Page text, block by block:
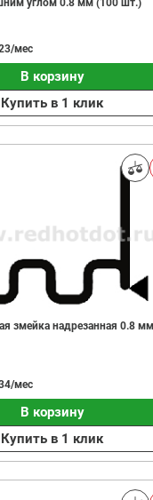
углом 0.8 мм (100 шт.)
мес
В корзину
Купить в 1 клик
змейка надрезанная 0.8 мм
мес
В корзину
Купить в 1 клик